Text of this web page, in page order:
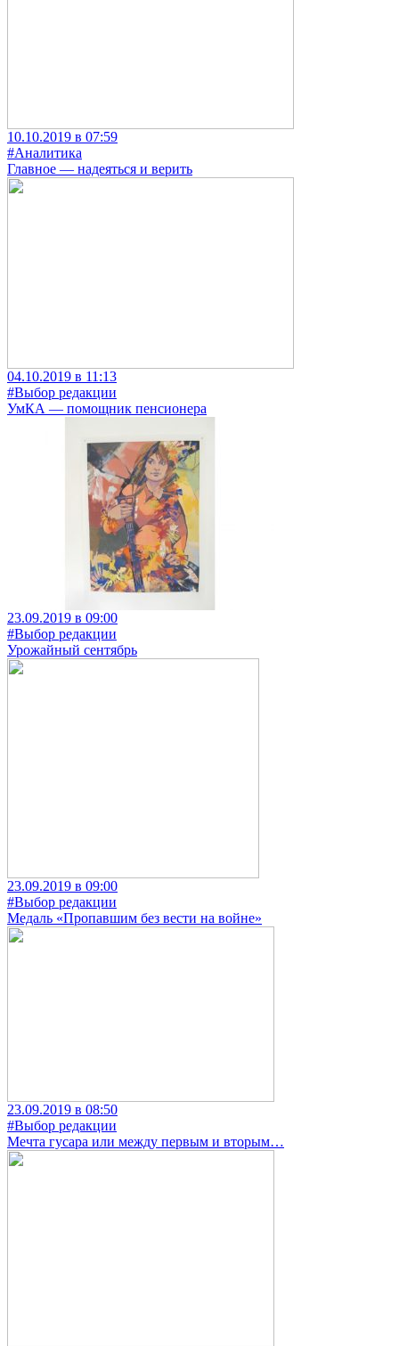
10.10.2019 в 07:59
#Аналитика
Главное — надеяться и верить
04.10.2019 в 11:13
#Выбор редакции
УмКА — помощник пенсионера
23.09.2019 в 09:00
#Выбор редакции
Урожайный сентябрь
23.09.2019 в 09:00
#Выбор редакции
Медаль «Пропавшим без вести на войне»
23.09.2019 в 08:50
#Выбор редакции
Мечта гусара или между первым и вторым…